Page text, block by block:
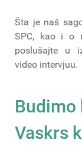
Šta je naš
SPC, kao i o
poslušajte u
video intervjuu.
Budimo
Vaskrs